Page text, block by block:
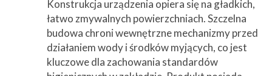
Konstrukcja urządzenia opiera się na gładkich,
łatwo zmywalnych powierzchniach. Szczelna
budowa chroni wewnętrzne mechanizmy przed
działaniem wody i środków myjących, co jest
kluczowe dla zachowania standardów